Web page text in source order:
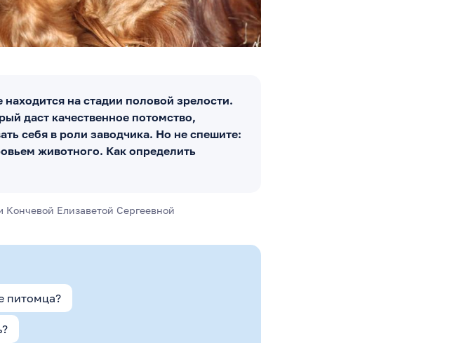
на стадии половой зрелости.
даст качественное потомство,
себя в роли заводчика. Но не спешите:
животного. Как определить
Кончевой Елизаветой Сергеевной
питомца?